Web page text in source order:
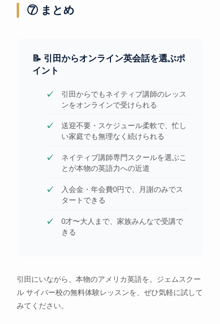
⑦ まとめ
📝 引田からオンライン英会話を選ぶポ
イント
引田からでもネイティブ講師のレッス
ンをオンラインで受けられる
送迎不要・スケジュール柔軟で、忙し
い家庭でも無理なく続けられる
ネイティブ講師専門スクールを選ぶこ
とが本物の英語力への近道
入会金・年会費0円で、月謝のみでス
タートできる
0才〜大人まで、家族みんなで受講で
きる
引田にいながら、本物のアメリカ英語を。ジェムスクー
ル サイバー校の無料体験レッスンを、ぜひ気軽に試して
みてください。